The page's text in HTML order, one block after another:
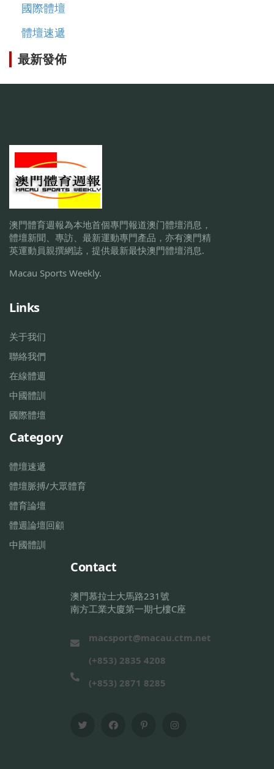
國際體壇
體壇速遞
最新發佈
澳門體育週報為本地首個專門報道澳门體壇消息，
體壇新聞、專訪、最新運動專門產品，亦有澳門精
英運動員親撰網誌，提供最新最快澳門體壇消息.
Macau Sports Weekly.
Links
关于我们
聯絡我們
在線體週
中國體訓
國際體壇
Category
體壇速遞
體壇脈搏/大眾體育
體育論壇
體週論壇回顧
中國體訓
Contact
澳門慕拉士大馬路231號
南方工業大廈第一期七樓C座
macsport@macau.ctm.net
(+853) 2835 4208
(+853) 2871 8285